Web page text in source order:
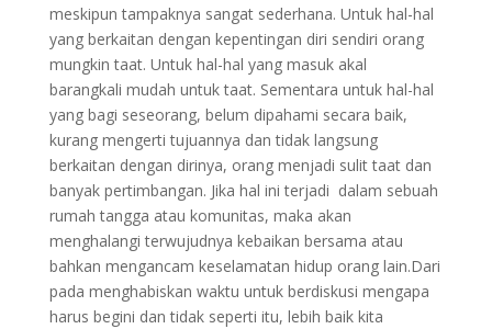
meskipun tampaknya sangat sederhana. Untuk hal-hal
yang berkaitan dengan kepentingan diri sendiri orang
mungkin taat. Untuk hal-hal yang masuk akal
barangkali mudah untuk taat. Sementara untuk hal-hal
yang bagi seseorang, belum dipahami secara baik,
kurang mengerti tujuannya dan tidak langsung
berkaitan dengan dirinya, orang menjadi sulit taat dan
banyak pertimbangan. Jika hal ini terjadi dalam sebuah
rumah tangga atau komunitas, maka akan
menghalangi terwujudnya kebaikan bersama atau
bahkan mengancam keselamatan hidup orang lain.Dari
pada menghabiskan waktu untuk berdiskusi mengapa
harus begini dan tidak seperti itu, lebih baik kita